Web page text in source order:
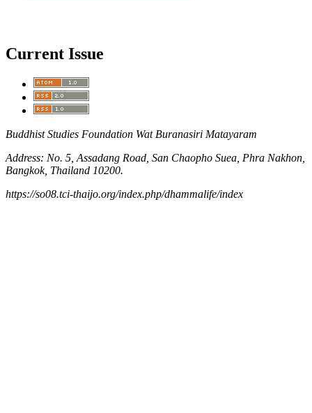
Current Issue
Buddhist Studies Foundation Wat Buranasiri Matayaram
Address: No. 5, Assadang Road, San Chaopho Suea, Phra Nakhon,
Bangkok, Thailand 10200.
https://so08.tci-thaijo.org/index.php/dhammalife/index